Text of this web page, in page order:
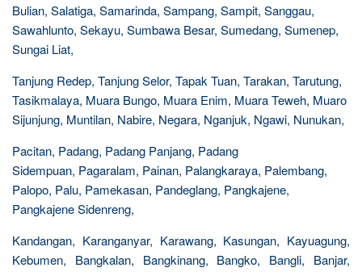
Bulian, Salatiga, Samarinda, Sampang, Sampit, Sanggau,
Sawahlunto, Sekayu, Sumbawa Besar, Sumedang, Sumenep,
Sungai Liat,
Tanjung Redep, Tanjung Selor, Tapak Tuan, Tarakan, Tarutung,
Tasikmalaya, Muara Bungo, Muara Enim, Muara Teweh, Muaro
Sijunjung, Muntilan, Nabire, Negara, Nganjuk, Ngawi, Nunukan,
Pacitan, Padang, Padang Panjang, Padang
Sidempuan, Pagaralam, Painan, Palangkaraya, Palembang,
Palopo, Palu, Pamekasan, Pandeglang, Pangkajene,
Pangkajene Sidenreng,
Kandangan, Karanganyar, Karawang, Kasungan, Kayuagung,
Kebumen, Bangkalan, Bangkinang, Bangko, Bangli, Banjar,